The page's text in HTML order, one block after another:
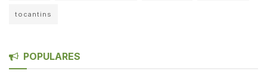
tocantins
POPULARES